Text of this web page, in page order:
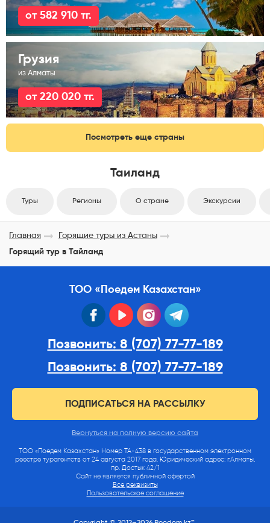
от 582 910 тг.
Грузия
из Алматы
от 220 020 тг.
Посмотреть еще страны
Таиланд
Туры Регионы О стране Экскурсии
Главная
Горящие туры из Астаны
Горящий тур в Тайланд
ТОО «Поедем Казахстан»
facebook youtube instagram
Позвонить: 8 (707) 77-77-189
Позвонить: 8 (707) 77-77-189
ПОДПИСАТЬСЯ НА РАССЫЛКУ
Вернуться на полную версию сайта
ТОО «Поедем Казахстан» Номер ТА-438 в государственном электронном
реестре турагентств от 24 августа 2017 года. Юридический адрес: г.Алматы,
пр. Достык 42/1
Сайт не является публичной офертой
Все реквизиты
Пользовательское соглашение